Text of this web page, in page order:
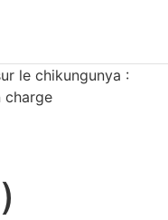
le chikungunya :
charge